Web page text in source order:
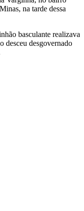
na tarde dessa
basculante realizava
desceu desgovernado